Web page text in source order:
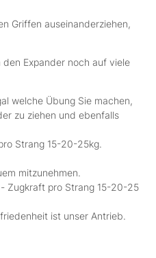
Griffen auseinanderziehen,
Expander noch auf viele
welche Übung Sie machen,
zu ziehen und ebenfalls
Strang 15-20-25kg.
mitzunehmen.
Zugkraft pro Strang 15-20-25
ist unser Antrieb.